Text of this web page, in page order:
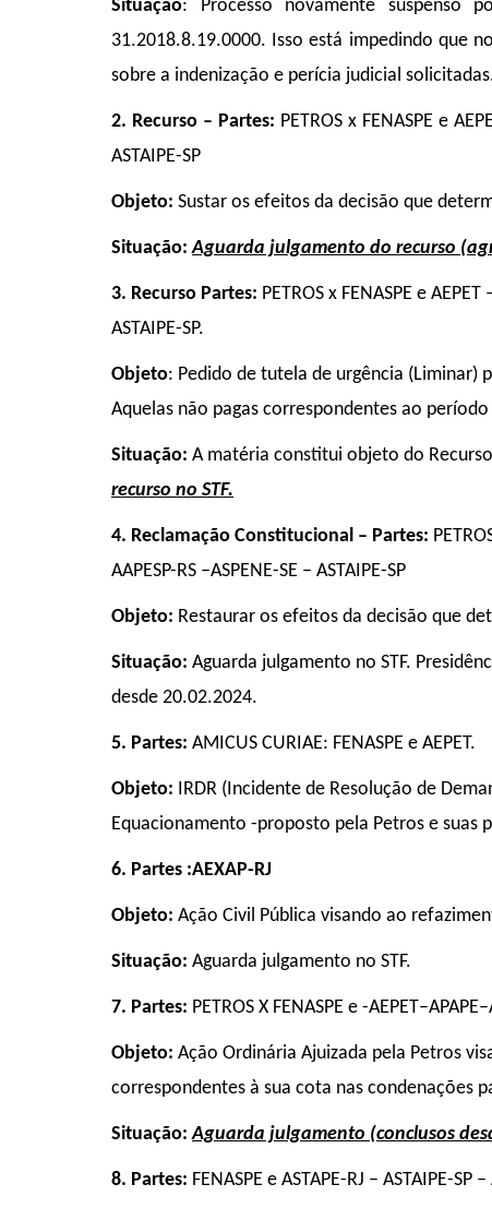
Situação: Processo novamente suspenso
31.2018.8.19.0000. Isso está impedindo que
sobre a indenização e perícia judicial
2. Recurso – Partes: PETROS x FENASPE e
ASTAIPE-SP
Objeto: Sustar os efeitos da decisão que
Situação:Aguarda julgamento do recurso
3. Recurso Partes: PETROS x FENASPE e AEPET
ASTAIPE-SP.
Objeto: Pedido de tutela de urgência
Aquelas não pagas correspondentes ao
Situação: A matéria constitui objeto do
recurso no STF.
4. Reclamação Constitucional – Partes:
AAPESP-RS –ASPENE-SE – ASTAIPE-SP
Objeto: Restaurar os efeitos da decisão que
Situação: Aguarda julgamento no STF.
desde 20.02.2024.
5. Partes: AMICUS CURIAE: FENASPE e AEPET.
Objeto: IRDR (Incidente de Resolução de
Equacionamento -proposto pela Petros e suas
6. Partes :AEXAP-RJ
Objeto: Ação Civil Pública visando ao
Situação: Aguarda julgamento no STF.
7. Partes: PETROS X FENASPE e -
Objeto: Ação Ordinária Ajuizada pela Petros
correspondentes à sua cota nas condenações
Situação:Aguarda julgamento (conclusos
8. Partes: FENASPE e ASTAPE-RJ – ASTAIPE-SP